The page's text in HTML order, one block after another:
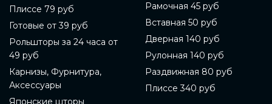
Плиссе 79 руб
Готовые от 39 руб
Рольшторы за 24 часа от
49 руб
Карнизы, Фурнитура,
Аксессуары
Японские шторы
Рамочная 45 руб
Вставная 50 руб
Дверная 140 руб
Рулонная 140 руб
Раздвижная 80 руб
Плиссе 340 руб